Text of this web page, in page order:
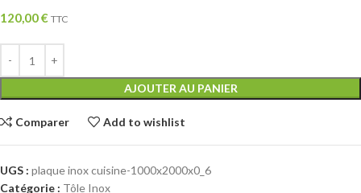
120,00€ TTC
AJOUTER AU PANIER
Comparer Add to wishlist
UGS : plaque inox cuisine-1000x2000x0_6
Catégorie : Tôle Inox